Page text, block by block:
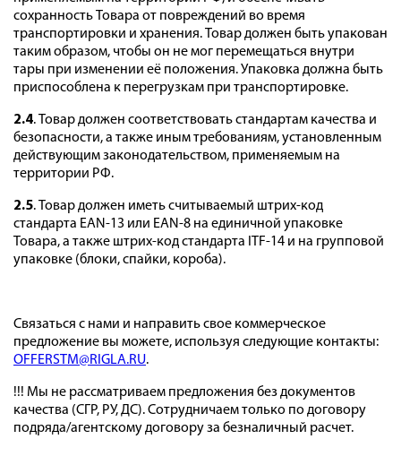
сохранность Товара от повреждений во время
транспортировки и хранения. Товар должен быть упакован
таким образом, чтобы он не мог перемещаться внутри
тары при изменении её положения. Упаковка должна быть
приспособлена к перегрузкам при транспортировке.
2.4. Товар должен соответствовать стандартам качества и
безопасности, а также иным требованиям, установленным
действующим законодательством, применяемым на
территории РФ.
2.5. Товар должен иметь считываемый штрих-код
стандарта EAN-13 или EAN-8 на единичной упаковке
Товара, а также штрих-код стандарта ITF-14 и на групповой
упаковке (блоки, спайки, короба).
Связаться с нами и направить свое коммерческое
предложение вы можете, используя следующие контакты:
OFFERSTM@RIGLA.RU.
!!! Мы не рассматриваем предложения без документов
качества (СГР, РУ, ДС). Сотрудничаем только по договору
подряда/агентскому договору за безналичный расчет.